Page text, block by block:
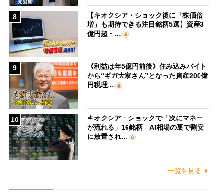
8
【キオクシア・ショック後に「株価倍
増」も期待できる注目銘柄5選】資産3
億円超・…
9
《利益は年5億円前後》住み込みバイト
から“ギガ大家さん”となった資産200億
円税理…
10
キオクシア・ショックで「次にマネー
が流れる」16銘柄 AI相場の裏で割安
に放置され…
一覧を見る